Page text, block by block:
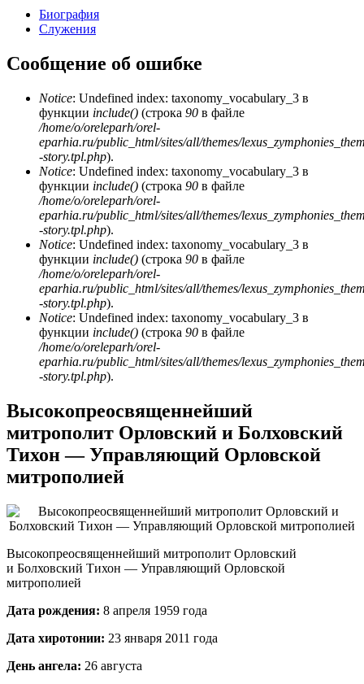
Биография
Служения
Сообщение об ошибке
Notice: Undefined index: taxonomy_vocabulary_3 в
функции include() (строка 90 в файле
/home/o/oreleparh/orel-
eparhia.ru/public_html/sites/all/themes/
-story.tpl.php).
Notice: Undefined index: taxonomy_vocabulary_3 в
функции include() (строка 90 в файле
/home/o/oreleparh/orel-
eparhia.ru/public_html/sites/all/themes/
-story.tpl.php).
Notice: Undefined index: taxonomy_vocabulary_3 в
функции include() (строка 90 в файле
/home/o/oreleparh/orel-
eparhia.ru/public_html/sites/all/themes/
-story.tpl.php).
Notice: Undefined index: taxonomy_vocabulary_3 в
функции include() (строка 90 в файле
/home/o/oreleparh/orel-
eparhia.ru/public_html/sites/all/themes/
-story.tpl.php).
Высокопреосвященнейший
митрополит Орловский и Болховский
Тихон — Управляющий Орловской
митрополией
Высокопреосвященнейший митрополит Орловский
и Болховский Тихон — Управляющий Орловской
митрополией
Дата рождения: 8 апреля 1959 года
Дата хиротонии: 23 января 2011 года
День ангела: 26 августа